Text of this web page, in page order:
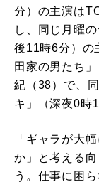
分）の主演は
し、同じ月曜
後11時6分）の
田家の男たち
紀（38）で、
キ」（深夜0時
「ギャラが大
か」と考える
う。仕事に困